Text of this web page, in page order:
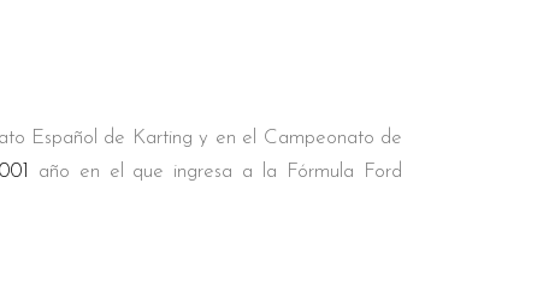
Español de Karting y en el Campeonato de
año en el que ingresa a la Fórmula Ford